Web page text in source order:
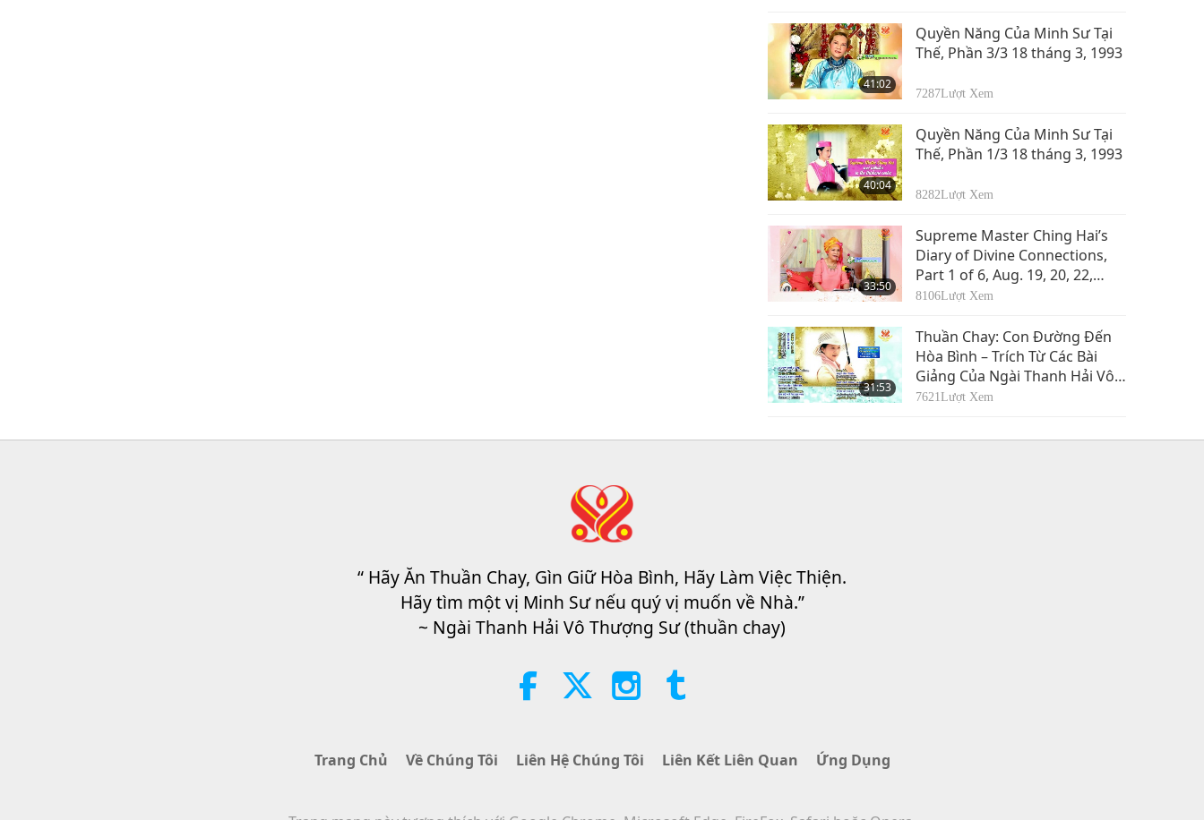
41:02
Quyền Năng Của Minh Sư Tại
Thế, Phần 3/3 18 tháng 3, 1993
7287Lượt Xem
40:04
Quyền Năng Của Minh Sư Tại
Thế, Phần 1/3 18 tháng 3, 1993
8282Lượt Xem
33:50
Supreme Master Ching Hai’s
Diary of Divine Connections,
Part 1 of 6, Aug. 19, 20, 22,
2013
8106Lượt Xem
31:53
Thuần Chay: Con Đường Đến
Hòa Bình – Trích Từ Các Bài
Giảng Của Ngài Thanh Hải Vô
Thượng Sư, Phần 1/2
7621Lượt Xem
“ Hãy Ăn Thuần Chay, Gìn Giữ Hòa Bình, Hãy Làm Việc Thiện.
Hãy tìm một vị Minh Sư nếu quý vị muốn về Nhà.”
~ Ngài Thanh Hải Vô Thượng Sư (thuần chay)
Trang Chủ Về Chúng Tôi Liên Hệ Chúng Tôi Liên Kết Liên Quan Ứng Dụng